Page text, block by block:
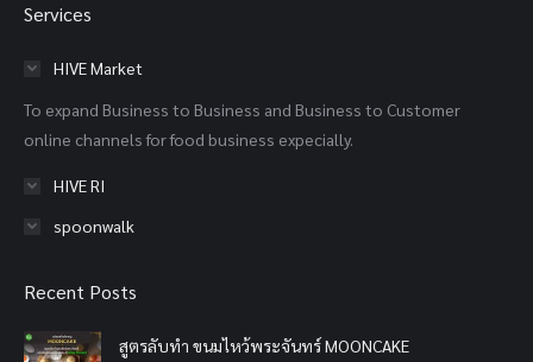
opens
window
opens
windowwindow
Services
HIVE Market
To expand Business to Business and Business to Customer
online channels for food business expecially.
HIVE RI
spoonwalk
Recent Posts
สูตรลับทำ ขนมไหว้พระจันทร์ MOONCAKE